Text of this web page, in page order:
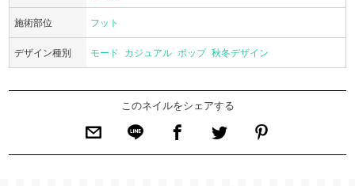
施術部位 フット
デザイン種別 モード カジュアル ポップ 秋冬デザイン
このネイルをシェアする